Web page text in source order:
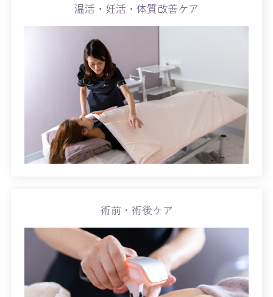
温活・妊活・体質改善ケア
術前・術後ケア